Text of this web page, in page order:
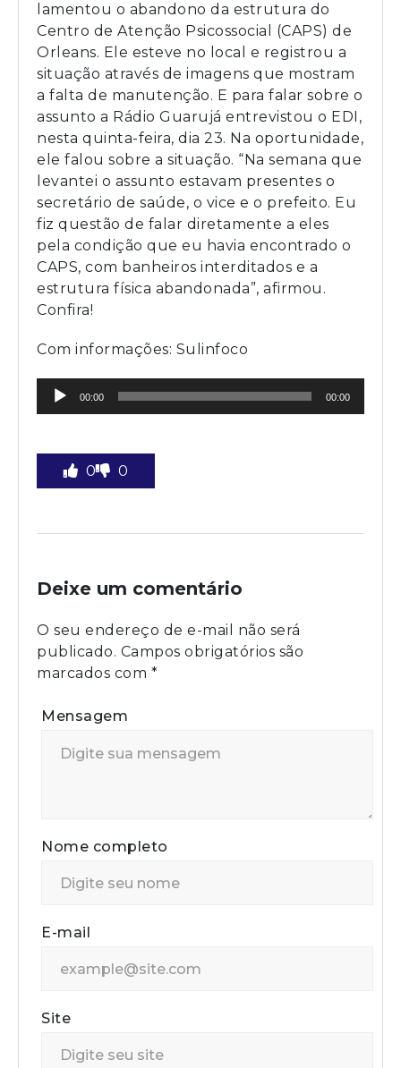
lamentou o abandono da estrutura do
Centro de Atenção Psicossocial (CAPS) de
Orleans. Ele esteve no local e registrou a
situação através de imagens que mostram
a falta de manutenção. E para falar sobre o
assunto a Rádio Guarujá entrevistou o EDI,
nesta quinta-feira, dia 23. Na oportunidade,
ele falou sobre a situação. “Na semana que
levantei o assunto estavam presentes o
secretário de saúde, o vice e o prefeito. Eu
fiz questão de falar diretamente a eles
pela condição que eu havia encontrado o
CAPS, com banheiros interditados e a
estrutura física abandonada”, afirmou.
Confira!
Com informações: Sulinfoco
Tocador
áudio
00:00 00:00
0 0
Deixe um comentário
O seu endereço de e-mail não será
publicado. Campos obrigatórios são
marcados com *
Mensagem
Nome completo
E-mail
Site